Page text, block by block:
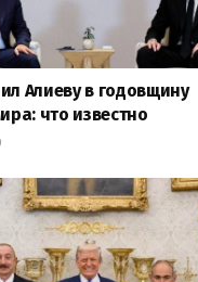
Алиеву в годовщину
что известно